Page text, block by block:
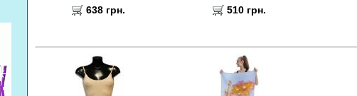
638 грн.
510 грн.